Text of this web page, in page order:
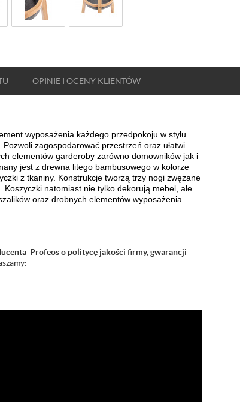
OPINIE I OCENY KLIENTÓW
wyposażenia każdego przedpokoju w stylu
zagospodarować przestrzeń oraz ułatwi
elementów garderoby zarówno domowników jak i
jest z drewna litego bambusowego w kolorze
z tkaniny. Konstrukcje tworzą trzy nogi zwężane
natomiast nie tylko dekorują mebel, ale
oraz drobnych elementów wyposażenia.
Profeos o politycę jakości firmy, gwarancji